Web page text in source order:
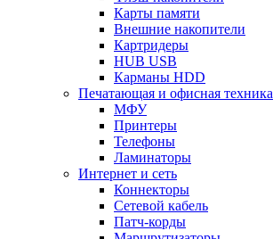
Карты памяти
Внешние накопители
Картридеры
HUB USB
Карманы HDD
Печатающая и офисная техника
МФУ
Принтеры
Телефоны
Ламинаторы
Интернет и сеть
Коннекторы
Сетевой кабель
Патч-корды